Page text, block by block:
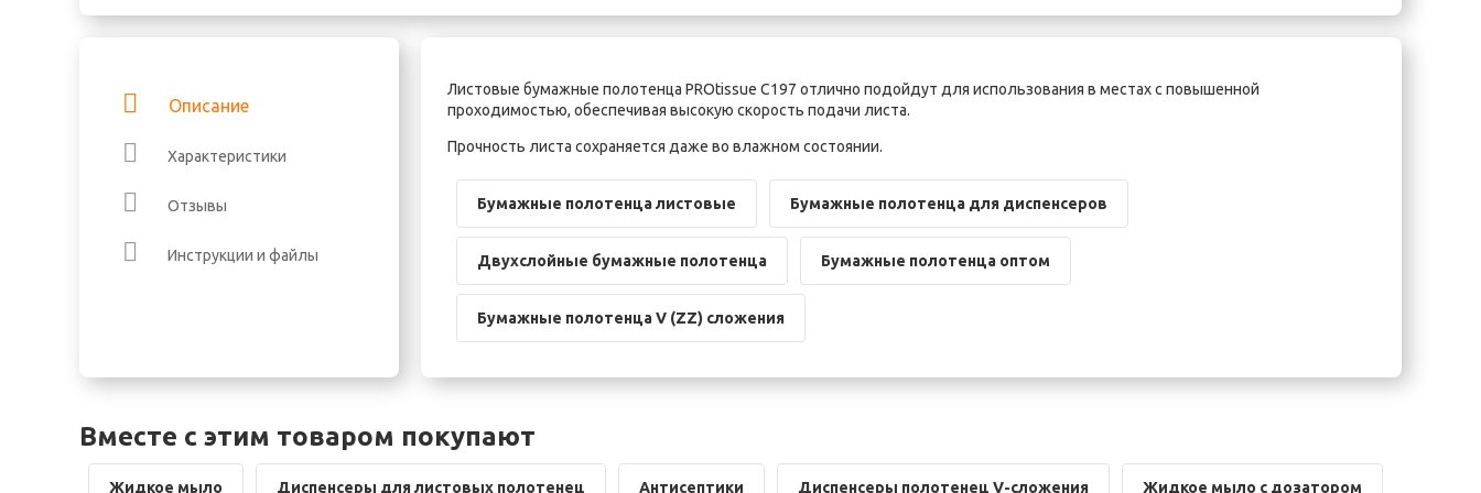
Описание
Характеристики
Отзывы
Инструкции и файлы
Листовые бумажные полотенца PROtissue C197 отлично подойдут для использования в местах с повышенной
проходимостью, обеспечивая высокую скорость подачи листа.
Прочность листа сохраняется даже во влажном состоянии.
Бумажные полотенца листовые Бумажные полотенца для диспенсеров
Двухслойные бумажные полотенца Бумажные полотенца оптом
Бумажные полотенца V (ZZ) сложения
Вместе с этим товаром покупают
Жидкое мыло Диспенсеры для листовых полотенец Антисептики Диспенсеры полотенец V-сложения Жидкое мыло с дозатором